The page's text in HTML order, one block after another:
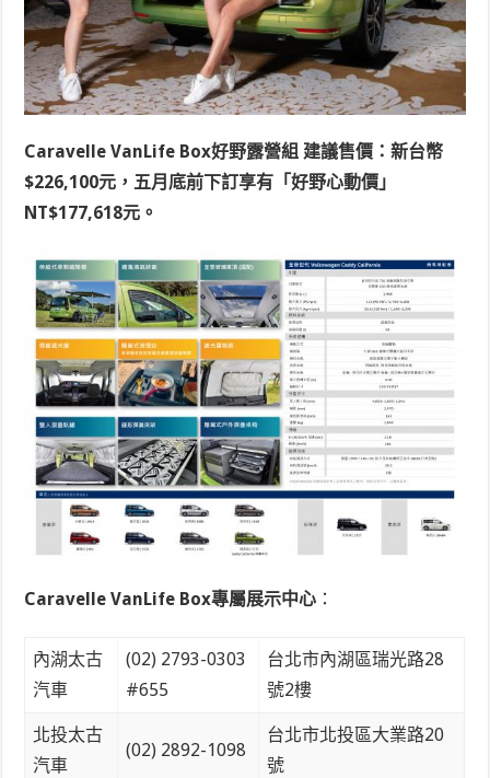
Caravelle VanLife Box好野露營組 建議售價：新台幣
$226,100元，五月底前下訂享有「好野心動價」
NT$177,618元。
Caravelle VanLife Box專屬展示中心 ：
內湖太古
汽車
(02) 2793-0303
#655
台北市內湖區瑞光路28
號2樓
北投太古
汽車
(02) 2892-1098
台北市北投區大業路20
號